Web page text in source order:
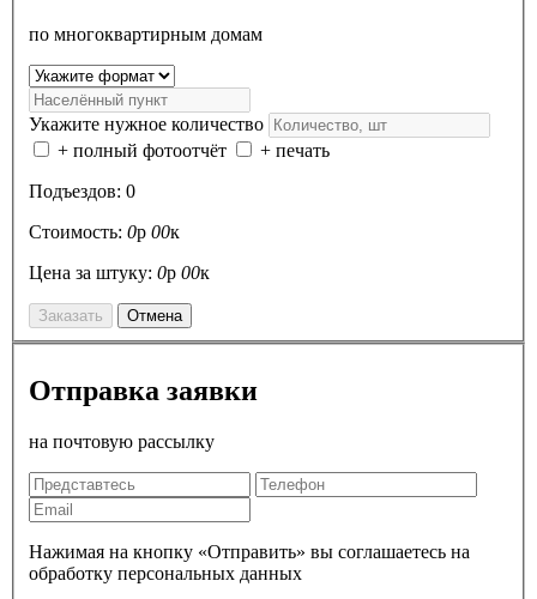
по многоквартирным домам
Укажите нужное количество
+ полный фотоотчёт
+ печать
Подъездов: 0
Стоимость: 0р 00к
Цена за штуку: 0р 00к
Заказать Отмена
Отправка заявки
на почтовую рассылку
Нажимая на кнопку «Отправить» вы соглашаетесь на
обработку персональных данных